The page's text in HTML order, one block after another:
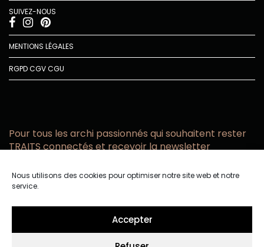
Nous utilisons des cookies pour optimiser notre site web et notre
service.
Accepter
SUIVEZ-NOUS
MENTIONS LÉGALES
RGPDCGVCGU
Pour tous les archi passionnés qui souhaitent rester
TRAITS connectés et recevoir la newsletter
email
confidentialité.